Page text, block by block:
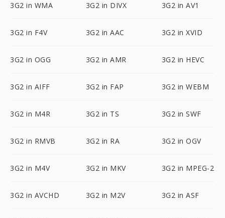
3G2 in WMA 3G2 in DIVX 3G2 in AV1
3G2 in F4V 3G2 in AAC 3G2 in XVID
3G2 in OGG 3G2 in AMR 3G2 in HEVC
3G2 in AIFF 3G2 in FAP 3G2 in WEBM
3G2 in M4R 3G2 in TS 3G2 in SWF
3G2 in RMVB 3G2 in RA 3G2 in OGV
3G2 in M4V 3G2 in MKV 3G2 in MPEG-2
3G2 in AVCHD 3G2 in M2V 3G2 in ASF